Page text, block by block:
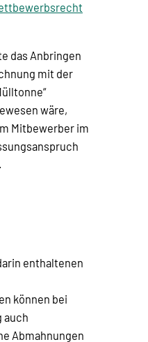
das Anbringen
mit der
wäre,
Mitbewerber im
enthaltenen
können bei
auch
Abmahnungen